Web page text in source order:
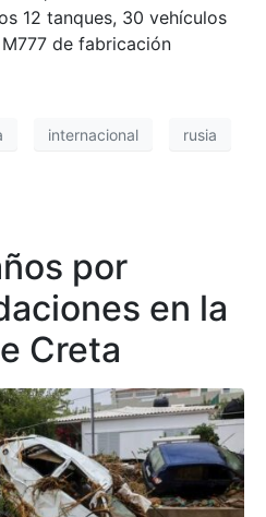
12 tanques, 30 vehículos
de fabricación
internacional rusia
por
en la
Creta